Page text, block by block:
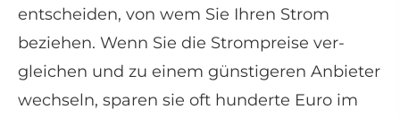
entscheiden, von wem Sie Ihren Strom
beziehen. Wenn Sie die Strompreise ver­
gleichen und zu einem günstigeren Anbieter
wechseln, sparen sie oft hunderte Euro im